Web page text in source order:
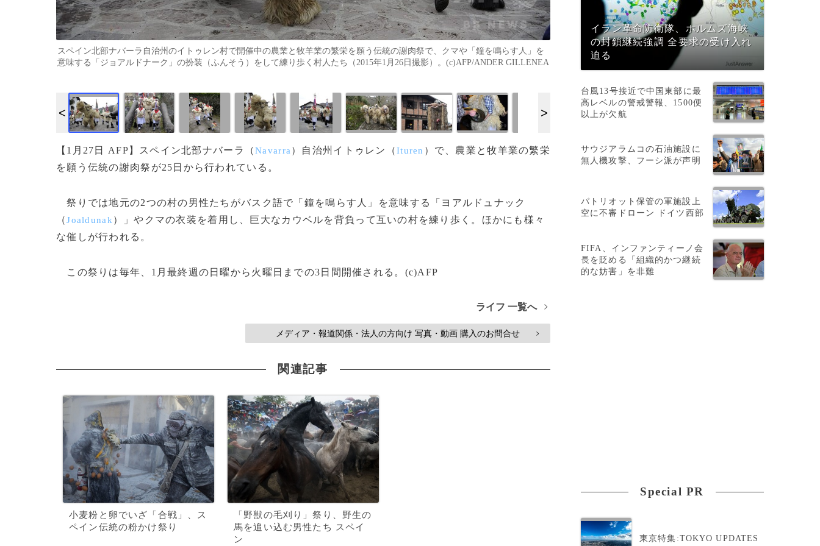
スペイン北部ナバーラ自治州のイトゥレン村で開催中の農業と牧羊業の繁栄を願う伝統の謝肉祭で、クマや「鐘を鳴らす人」を
意味する「ジョアルドナーク」の扮装（ふんそう）をして練り歩く村人たち（2015年1月26日撮影）。(c)AFP/ANDER GILLENEA
【1月27日 AFP】スペイン北部ナバーラ（Navarra ）自治州イトゥレン（Ituren ）で、農業と牧羊業の繁栄
を願う伝統の謝肉祭が25日から行われている。
祭りでは地元の2つの村の男性たちがバスク語で「鐘を鳴らす人」を意味する「ヨアルドュナック
（Joaldunak ）」やクマの衣装を着用し、巨大なカウベルを背負って互いの村を練り歩く。ほかにも様々
な催しが行われる。
この祭りは毎年、1月最終週の日曜から火曜日までの3日間開催される。(c)AFP
ライフ 一覧へ >
メディア・報道関係・法人の方向け 写真・動画 購入のお問合せ >
関連記事
小麦粉と卵でいざ「合戦」、ス
ペイン伝統の粉かけ祭り
「野獣の毛刈り」祭り、野生の
馬を追い込む男性たち スペイ
ン
イラン革命防衛隊、ホルムズ海峡
の封鎖継続強調 全要求の受け入れ
迫る
台風13号接近で中国東部に最
高レベルの警戒警報、1500便
以上が欠航
サウジアラムコの石油施設に
無人機攻撃、フーシ派が声明
パトリオット保管の軍施設上
空に不審ドローン ドイツ西部
FIFA、インファンティーノ会
長を貶める「組織的かつ継続
的な妨害」を非難
Special PR
東京特集:TOKYO UPDATES